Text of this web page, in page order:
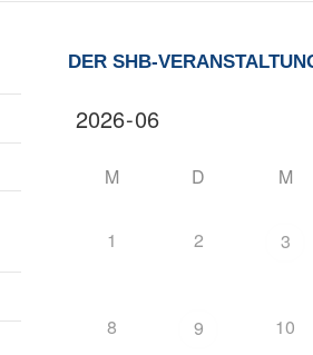
DER SHB-
M D M
1 2 3
8 9 10